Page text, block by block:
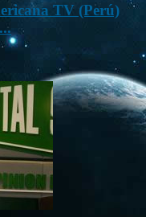
TV (Perú)